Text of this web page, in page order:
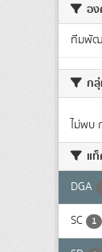
อ
ทีมพัฒ
ก
ไม่พบ
แ
DGA
SC 1